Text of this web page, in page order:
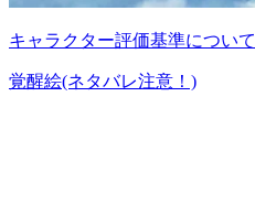
キャラクター評価基準について
覚醒絵(ネタバレ注意！)